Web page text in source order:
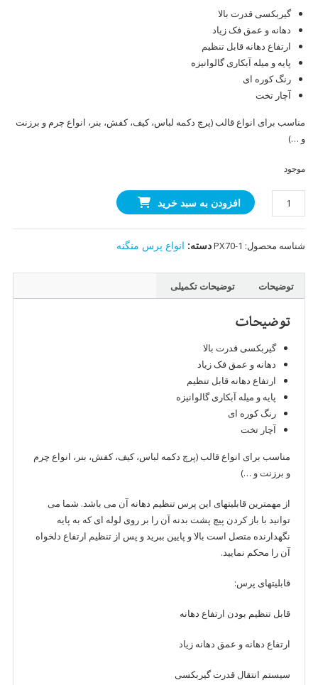
گیربکسی قدرت بالا
دهانه و عمق فک زیاد
ارتفاع دهانه قابل تنظیم
پایه و میله آبکاری گالوانیزه
رنگ کوره ای
آچار تخت
مناسب برای انواع قالب (پرچ دکمه لباس، کیف، کفش، بنر، انواع چرم و برزنت
و …)
موجود
پرس
پایه
بلند
گیربکسی
سه
افزودن به سبد خرید
شناسه محصول: PX70-1دسته: انواع پرس منگنه
توضیحات توضیحات تکمیلی
توضیحات
گیربکسی قدرت بالا
دهانه و عمق فک زیاد
ارتفاع دهانه قابل تنظیم
پایه و میله آبکاری گالوانیزه
رنگ کوره ای
آچار تخت
مناسب برای انواع قالب (پرچ دکمه لباس، کیف، کفش، بنر، انواع چرم
و برزنت و …)
از مهمترین قابلیت­های این پرس تنظیم دهانه آن می باشد. شما می
توانید با باز کردن پیچ پشت بدنه آن را بر روی لوله ای که به پایه
نگهدارنده متصل است بالا و پایین ببرید و پس از تنظیم ارتفاع دلخواه
آن را محکم نمایید.
قابلیت­های پرس:
قابل تنظیم بودن ارتفاع دهانه
ارتفاع دهانه و عمق دهانه زیاد
سیستم انتقال قدرت گیربکسی